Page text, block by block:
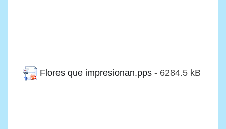
Flores que impresionan.pps - 6284.5 kB